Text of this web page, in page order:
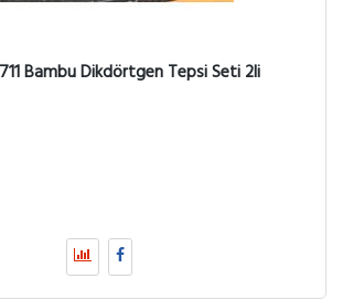
Bambu Dikdörtgen Tepsi Seti 2li